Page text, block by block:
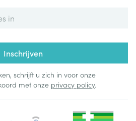
Inschrijven
schrijft u zich in voor onze
met onze privacy policy.